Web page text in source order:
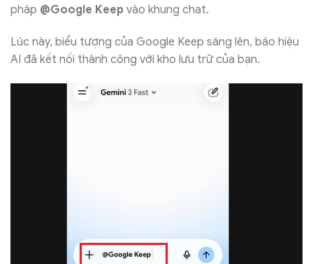
pháp @Google Keep vào khung chat.
Lúc này, biểu tượng của Google Keep sáng lên, báo hiệu
AI đã kết nối thành công với kho lưu trữ của bạn.